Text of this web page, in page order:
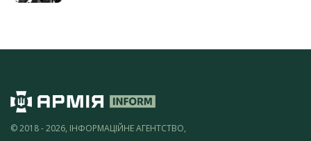
© 2018 - 2026, ІНФОРМАЦІЙНЕ АГЕНТСТВО,